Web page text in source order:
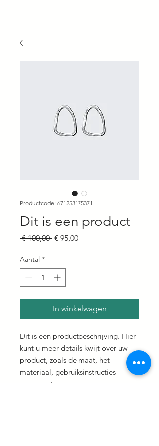
Productcode: 671253175371
Dit is een product
€ 100,00 Normale
€ 95,00Verkoopprijs
Aantal *
In winkelwagen
Dit is een productbeschrijving. Hier
kunt u meer details kwijt over uw
product, zoals de maat, het
materiaal, gebruiksinstructies
enzovoort.